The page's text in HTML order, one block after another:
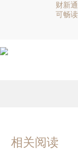
财新
可畅
相关阅读